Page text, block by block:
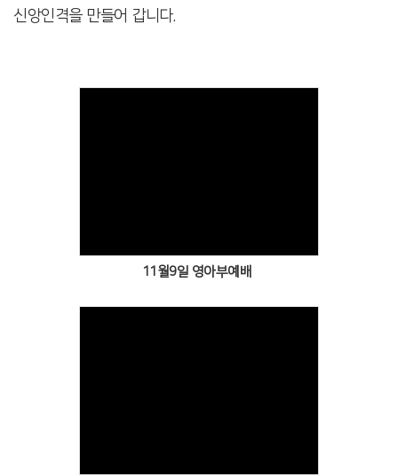
신앙인격을 만들어 갑니다.
11월9일 영아부예배